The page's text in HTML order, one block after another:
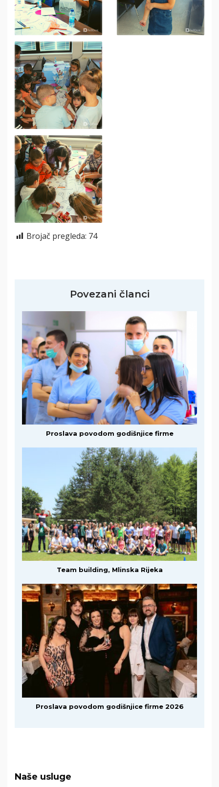
Brojač pregleda: 74
Povezani članci
Proslava povodom godišnjice firme
Team building, Mlinska Rijeka
Proslava povodom godišnjice firme 2026
Naše usluge